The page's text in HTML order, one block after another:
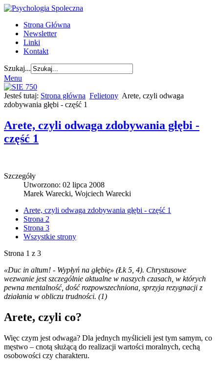
Strona Główna
Newsletter
Linki
Kontakt
Szukaj...
Menu
Jesteś tutaj: Strona główna Felietony Arete, czyli odwaga
zdobywania głębi - część 1
Arete, czyli odwaga zdobywania głębi -
część 1
Szczegóły
Utworzono: 02 lipca 2008
Marek Warecki, Wojciech Warecki
Arete, czyli odwaga zdobywania głębi - część 1
Strona 2
Strona 3
Wszystkie strony
Strona 1 z 3
«Duc in altum! - Wypłyń na głębię» (Łk 5, 4). Chrystusowe
wezwanie jest szczególnie aktualne w naszych czasach, w których
pewna mentalność, dość rozpowszechniona, sprzyja rezygnacji z
działania w obliczu trudności. (1)
Arete, czyli co?
Więc czym jest odwaga? Dla jednych myślicieli jest tym samym, co
męstwo – cnotą służącą do realizacji wartości moralnych, cechą
osobowości czy charakteru.